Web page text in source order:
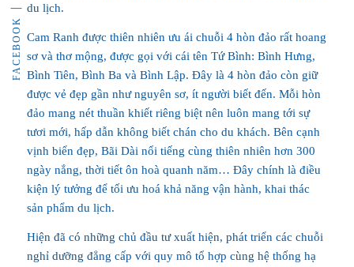
FACEBOOK
du lịch.
Cam Ranh được thiên nhiên ưu ái chuỗi 4 hòn đảo rất hoang
sơ và thơ mộng, được gọi với cái tên Tứ Bình: Bình Hưng,
Bình Tiên, Bình Ba và Bình Lập. Đây là 4 hòn đảo còn giữ
được vẻ đẹp gần như nguyên sơ, ít người biết đến. Mỗi hòn
đảo mang nét thuần khiết riêng biệt nên luôn mang tới sự
tươi mới, hấp dẫn không biết chán cho du khách. Bên cạnh
vịnh biển đẹp, Bãi Dài nổi tiếng cùng thiên nhiên hơn 300
ngày nắng, thời tiết ôn hoà quanh năm… Đây chính là điều
kiện lý tưởng để tối ưu hoá khả năng vận hành, khai thác
sản phẩm du lịch.
Hiện đã có những chủ đầu tư xuất hiện, phát triển các chuỗi
nghỉ dưỡng đẳng cấp với quy mô tổ hợp cùng hệ thống hạ